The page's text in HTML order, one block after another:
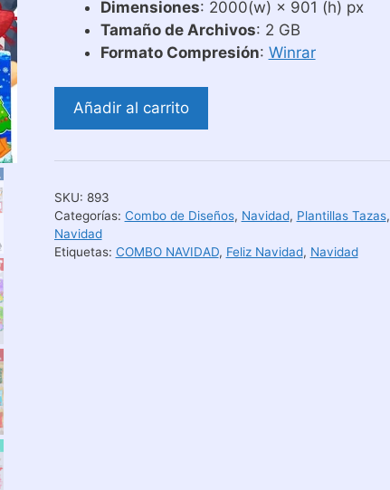
Dimensiones: 2000(w) × 901 (h) px
Tamaño de Archivos: 2 GB
Formato Compresión: Winrar
Combo
para
de
Navidad
N
Añadir al carrito
SKU: 893
Categorías: Combo de Diseños, Navidad, Plantillas Tazas,
Navidad
Etiquetas: COMBO NAVIDAD, Feliz Navidad, Navidad